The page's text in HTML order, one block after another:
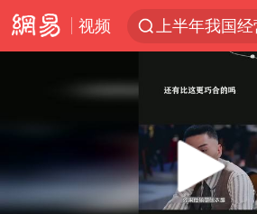
视频
上海有出现龙
白海豚逼近